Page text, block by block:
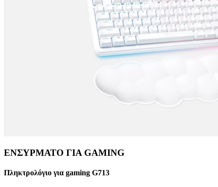
ΕΝΣΥΡΜΑΤΟ ΓΙΑ GAMING
Πληκτρολόγιο για gaming G713